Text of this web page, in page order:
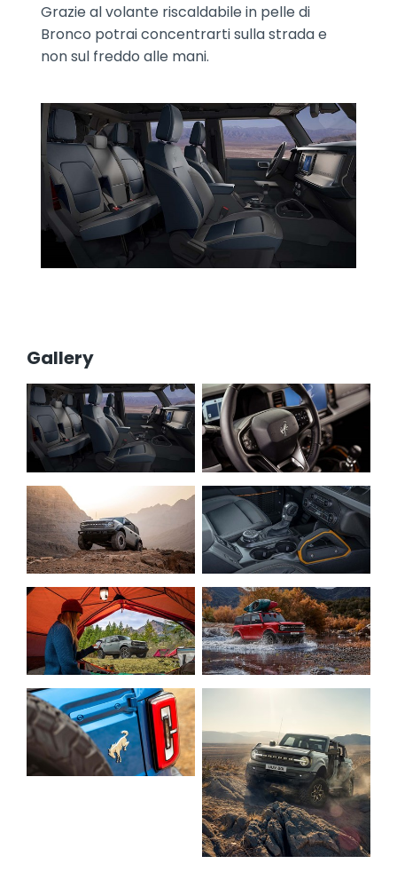
Grazie al volante riscaldabile in pelle di
Bronco potrai concentrarti sulla strada e
non sul freddo alle mani.
Gallery